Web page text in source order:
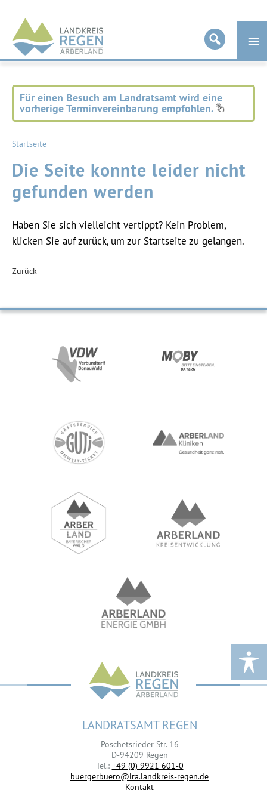
Landkreis
Regen
Für einen Besuch am Landratsamt wird eine
vorherige Terminvereinbarung empfohlen.
Startseite
Die Seite konnte leider nicht
gefunden werden
Haben Sie sich vielleicht vertippt? Kein Problem,
klicken Sie auf zurück, um zur Startseite zu gelangen.
Zurück
LANDRATSAMT REGEN
Poschetsrieder Str. 16
D-94209 Regen
Tel.: +49 (0) 9921 601-0
buergerbuero@lra.landkreis-regen.de
Kontakt